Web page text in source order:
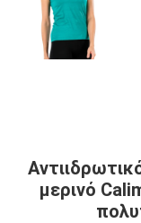
μερινό